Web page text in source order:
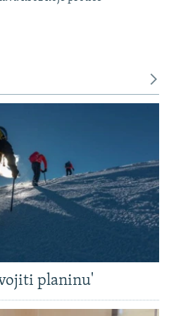
planinu'